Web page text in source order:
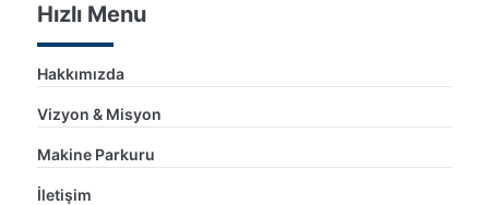
Hızlı Menu
Hakkımızda
Vizyon & Misyon
Makine Parkuru
İletişim